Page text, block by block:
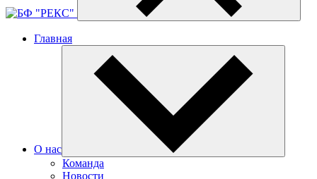
Главная
О нас
Команда
Новости